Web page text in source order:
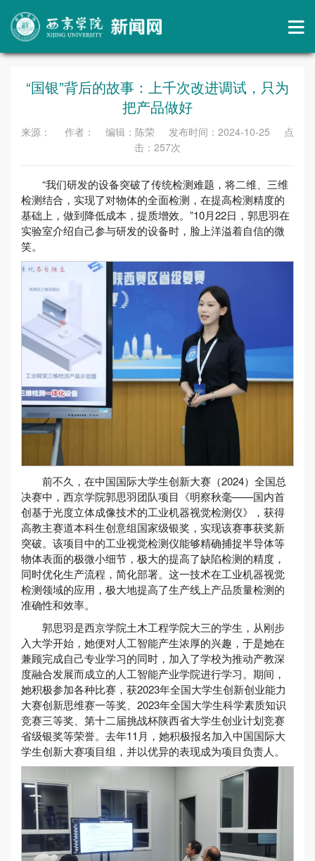
“国银”背后的故事：上千次改进调试，只为
把产品做好
来源： 作者： 编辑：陈荣 发布时间：2024-10-25 点
击： 257次
“我们研发的设备突破了传统检测难题，将二维、三维
检测结合，实现了对物体的全面检测，在提高检测精度的
基础上，做到降低成本，提质增效。”10月22日，郭思羽在
实验室介绍自己参与研发的设备时，脸上洋溢着自信的微
笑。
前不久，在中国国际大学生创新大赛（2024）全国总
决赛中，西京学院郭思羽团队项目《明察秋毫——国内首
创基于光度立体成像技术的工业机器视觉检测仪》，获得
高教主赛道本科生创意组国家级银奖，实现该赛事获奖新
突破。该项目中的工业视觉检测仪能够精确捕捉半导体等
物体表面的极微小细节，极大的提高了缺陷检测的精度，
同时优化生产流程，简化部署。这一技术在工业机器视觉
检测领域的应用，极大地提高了生产线上产品质量检测的
准确性和效率。
郭思羽是西京学院土木工程学院大三的学生，从刚步
入大学开始，她便对人工智能产生浓厚的兴趣，于是她在
兼顾完成自己专业学习的同时，加入了学校为推动产教深
度融合发展而成立的人工智能产业学院进行学习。期间，
她积极参加各种比赛，获2023年全国大学生创新创业能力
大赛创新思维赛一等奖、2023年全国大学生科学素质知识
竞赛三等奖、第十二届挑战杯陕西省大学生创业计划竞赛
省级银奖等荣誉。去年11月，她积极报名加入中国国际大
学生创新大赛项目组，并以优异的表现成为项目负责人。